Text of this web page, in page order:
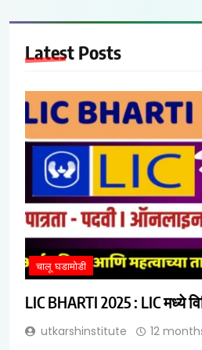
Latest Posts
चालू घडामोडी
LIC BHARTI 2025 : LIC मध्ये
utkarshinstitute 12